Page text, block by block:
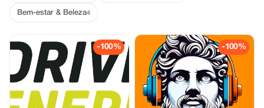
Bem-estar & Beleza4
-100% -100%